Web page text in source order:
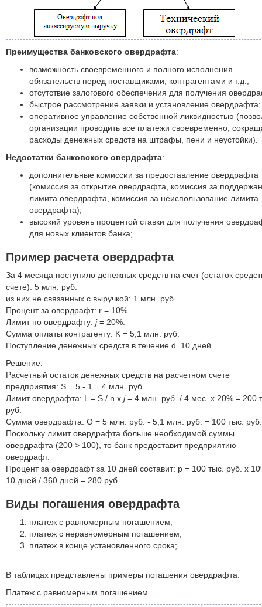
Преимущества банковского овердрафта:
возможность своевременного и полного исполнения
обязательств перед поставщиками, контрагентами и т.д.;
отсутствие залогового обеспечения для получения
быстрое рассмотрение заявки и установление овердрафта;
оперативное управление собственной ликвидностью
организации проводить все платежи своевременно,
расходы денежных средств на штрафы, пени и неустойки).
Недостатки банковского овердрафта:
дополнительные комиссии за предоставление овердрафта
(комиссия за открытие овердрафта, комиссия за
лимита овердрафта, комиссия за неиспользование лимита
овердрафта);
высокий уровень процентой ставки для получения
для новых клиентов банка;
Пример расчета овердрафта
За 4 месяца поступило денежных средств на счет (остаток
счете): 5 млн. руб.
из них не связанных с выручкой: 1 млн. руб.
Процент за овердрафт: r = 10%.
Лимит по овердрафту: j= 20%.
Сумма оплаты контрагенту: K = 5,1 млн. руб.
Поступление денежных средств в течение d=10 дней.
Решение:
Расчетный остаток денежных средств на расчетном счете
предприятия: S = 5 - 1 = 4 млн. руб.
Лимит овердрафта: L = S / n x j= 4 млн. руб. / 4 мес. x 20% = 200
руб.
Сумма овердрафта: О = 5 млн. руб. - 5,1 млн. руб. = 100 тыс. руб.
Поскольку лимит овердрафта больше необходимой суммы
овердрафта (200 > 100), то банк предоставит предприятию
овердрафт.
Процент за овердрафт за 10 дней составит: p = 100 тыс. руб. x
10 дней / 360 дней = 280 руб.
Виды погашения овердрафта
платеж с равномерным погашением;
платеж с неравномерным погашением;
платеж в конце установленного срока;
В таблицах представлены примеры погашения овердрафта.
Платеж с равномерным погашением.